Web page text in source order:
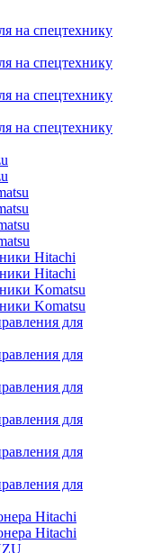
на спецтехнику
на спецтехнику
на спецтехнику
на спецтехнику
Hitachi
Hitachi
Komatsu
Komatsu
для
для
для
для
для
для
Hitachi
Hitachi